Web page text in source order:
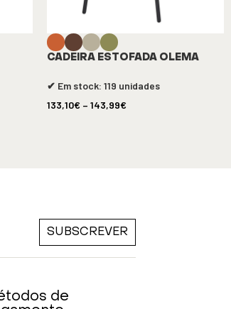
CADEIRA ESTOFADA OLEMA
✔ Em stock: 119 unidades
133,10€ – 143,99€
SUBSCREVER
de